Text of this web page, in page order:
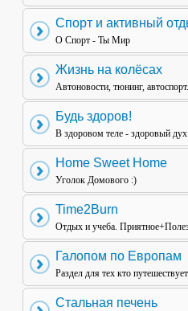
Спорт и активный
О Спорт - Ты Мир
Жизнь на колёсах
Автоновости, тюнинг,
Будь здоров!
В здоровом теле - здоровый дух
Home Sweet Home
Уголок Домового :)
Time2Burn
Отдых и учеба.
Галопом по Европам
Раздел для тех кто
Стальная печень